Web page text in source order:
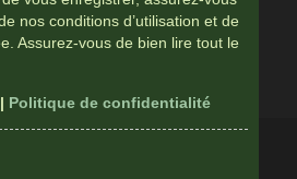
nos conditions d’utilisation et de
Assurez-vous de bien lire tout le
| Politique de confidentialité